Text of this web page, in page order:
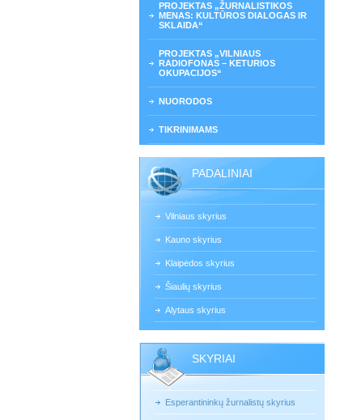
PROJEKTAS „ŽURNALISTIKOS
MENAS: KULTŪROS DIALOGAS IR
SKLAIDA“
PROJEKTAS „VILNIAUS
RADIOFONAS – KETURIOS
OKUPACIJOS“
NUORODOS
TIKRINIMAMS
PADALINIAI
Vilniaus skyrius
Kauno skyrius
Klaipėdos skyrius
Šiaulių skyrius
Alytaus skyrius
SKYRIAI
Esperantininkų žurnalistų skyrius